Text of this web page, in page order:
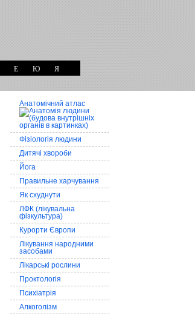
Е Ю Я
Анатомічний атлас
Фізіологія людини
Дитячі хвороби
Йога
Правильне харчування
Як схуднути
ЛФК (лікувальна
фізкультура)
Курорти Європи
Лікування народними
засобами
Лікарські рослини
Проктологія
Психіатрія
Алкоголізм